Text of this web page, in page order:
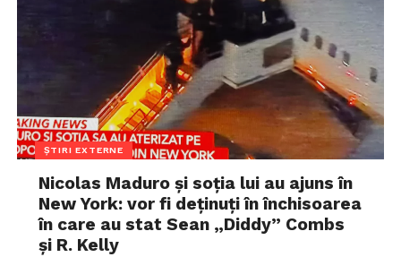
ȘTIRI EXTERNE
Nicolas Maduro și soția lui au ajuns în
New York: vor fi deținuți în închisoarea
în care au stat Sean „Diddy” Combs
și R. Kelly